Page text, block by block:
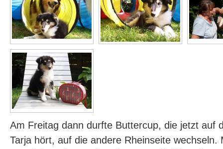
Am Freitag dann durfte Buttercup, die jetzt auf
Tarja hört, auf die andere Rheinseite wechseln.